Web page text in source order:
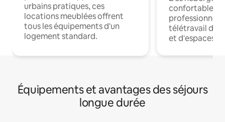
urbains pratiques, ces
locations meublées offrent
tous les équipements d'un
logement standard.
confortables
professionnels
télétravail
et d'espaces
Équipements et avantages des séjours
longue durée